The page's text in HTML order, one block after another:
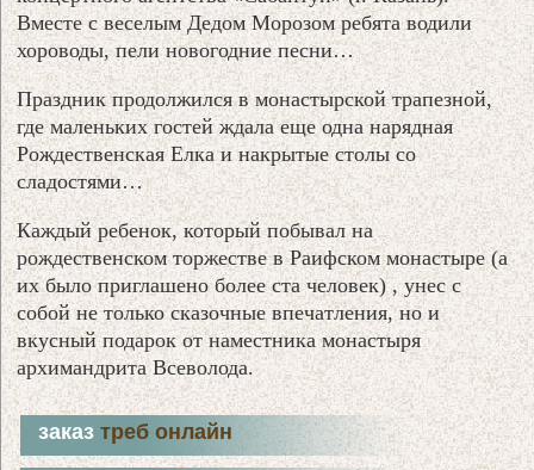
Вместе с веселым Дедом Морозом ребята водили
хороводы, пели новогодние песни…
Праздник продолжился в монастырской трапезной,
где маленьких гостей ждала еще одна нарядная
Рождественская Елка и накрытые столы со
сладостями…
Каждый ребенок, который побывал на
рождественском торжестве в Раифском монастыре (а
их было приглашено более ста человек) , унес с
собой не только сказочные впечатления, но и
вкусный подарок от наместника монастыря
архимандрита Всеволода.
заказтреб онлайн